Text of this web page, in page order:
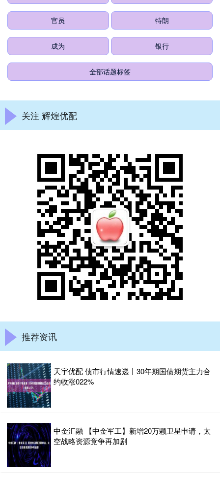
官员 特朗
成为 银行
全部话题标签
关注 辉煌优配
推荐资讯
天宇优配 债市行情速递丨30年期国债期货主力合
约收涨022%
中金汇融 【中金军工】新增20万颗卫星申请，太
空战略资源竞争再加剧